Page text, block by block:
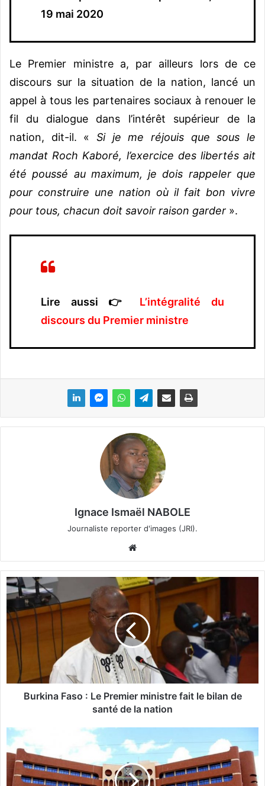
19 mai 2020
Le Premier ministre a, par ailleurs lors de ce
discours sur la situation de la nation, lancé un
appel à tous les partenaires sociaux à renouer le
fil du dialogue dans l’intérêt supérieur de la
nation, dit-il. « Si je me réjouis que sous le
mandat Roch Kaboré, l’exercice des libertés ait
été poussé au maximum, je dois rappeler que
pour construire une nation où il fait bon vivre
pour tous, chacun doit savoir raison garder ».
Lire aussi 👉 L’intégralité du
discours du Premier ministre
Ignace Ismaël NABOLE
Journaliste reporter d'images (JRI).
bsi
te
B
u
k
a
e
P
Burkina Faso : Le Premier ministre fait le bilan de
santé de la nation
u